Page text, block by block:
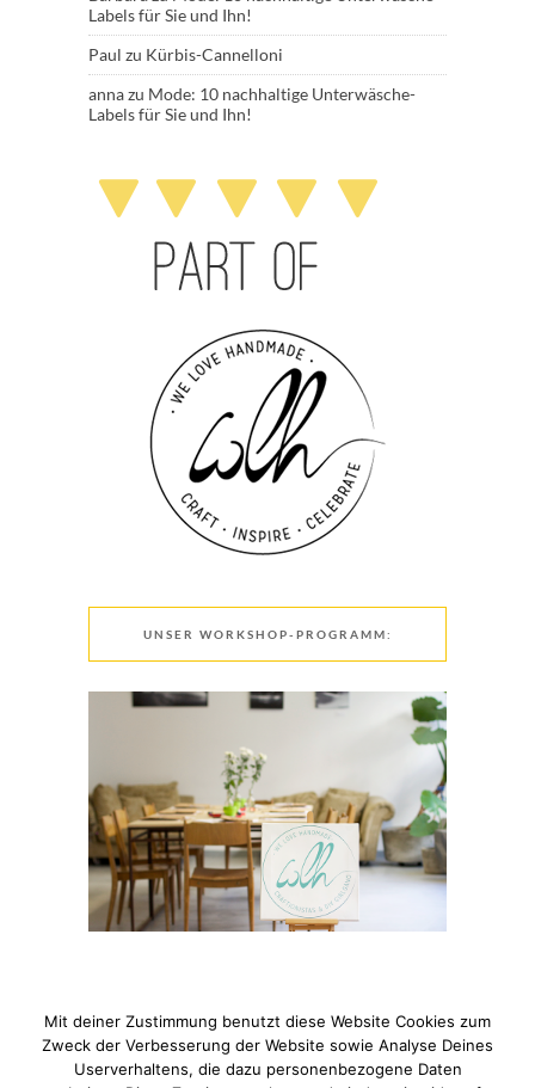
Labels für Sie und Ihn!
Paul zu Kürbis-Cannelloni
annazu Mode: 10 nachhaltige Unterwäsche-
Labels für Sie und Ihn!
UNSER WORKSHOP-PROGRAMM:
Mit deiner Zustimmung benutzt diese Website Cookies zum
Zweck der Verbesserung der Website sowie Analyse Deines
Userverhaltens, die dazu personenbezogene Daten